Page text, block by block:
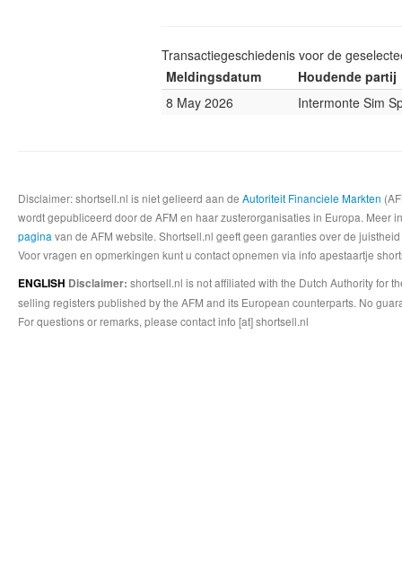
Transactiegeschiedenis voor de
Meldingsdatum
Houdende partij
8 May 2026
Intermonte Sim
Disclaimer: shortsell.nl is niet gelieerd aan de Autoriteit Financiele Markten
wordt gepubliceerd door de AFM en haar zusterorganisaties in Europa.
pagina van de AFM website. Shortsell.nl geeft geen garanties over de
Voor vragen en opmerkingen kunt u contact opnemen via info apestaartje
ENGLISH Disclaimer: shortsell.nl is not affiliated with the Dutch Authority for
selling registers published by the AFM and its European counterparts. No
For questions or remarks, please contact info [at] shortsell.nl